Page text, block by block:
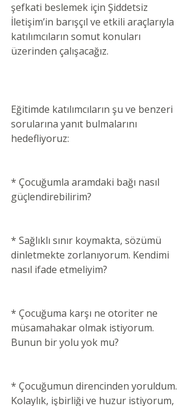
şefkati beslemek için Şiddetsiz
İletişim’in barışçıl ve etkili araçlarıyla
katılımcıların somut konuları
üzerinden çalışacağız.
Eğitimde katılımcıların şu ve benzeri
sorularına yanıt bulmalarını
hedefliyoruz:
* Çocuğumla aramdaki bağı nasıl
güçlendirebilirim?
* Sağlıklı sınır koymakta, sözümü
dinletmekte zorlanıyorum. Kendimi
nasıl ifade etmeliyim?
* Çocuğuma karşı ne otoriter ne
müsamahakar olmak istiyorum.
Bunun bir yolu yok mu?
* Çocuğumun direncinden yoruldum.
Kolaylık, işbirliği ve huzur istiyorum,